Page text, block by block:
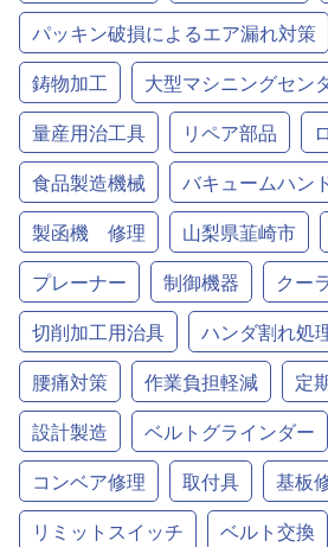
パッキン破損によるエア漏れ対策
鋳物加工
大型マシニングセン
量産用治工具
リペア部品
食品製造機械
バキュームハン
製函機 修理
山梨県韮崎市
プレーナー
制御機器
クー
切削加工用治具
ハンダ割れ処
腰痛対策
作業負担軽減 定
設計製造
ベルトグラインダー
コンベア修理
取付具
基板
リミットスイッチ
ベルト交換